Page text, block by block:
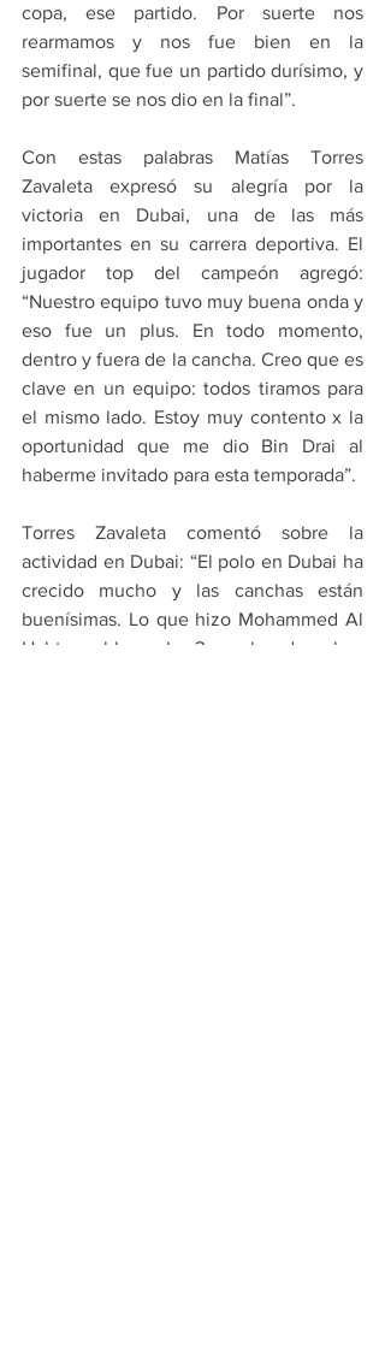
copa, ese partido. Por suerte nos
rearmamos y nos fue bien en la
semifinal, que fue un partido durísimo, y
por suerte se nos dio en la final”.
Con estas palabras Matías Torres
Zavaleta expresó su alegría por la
victoria en Dubai, una de las más
importantes en su carrera deportiva. El
jugador top del campeón agregó:
“Nuestro equipo tuvo muy buena onda y
eso fue un plus. En todo momento,
dentro y fuera de la cancha. Creo que es
clave en un equipo: todos tiramos para
el mismo lado. Estoy muy contento x la
oportunidad que me dio Bin Drai al
haberme invitado para esta temporada”.
Torres Zavaleta comentó sobre la
actividad en Dubai: “El polo en Dubai ha
crecido mucho y las canchas están
buenísimas. Lo que hizo Mohammed Al
Habtoor al hacer las 3 canchas de polo y